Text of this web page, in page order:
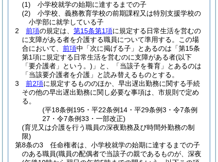
(1)
小学校就学の始期に達するまでの子
(2)
小学校、義務教育学校の前期課程又は特別支援学校の
小学部に就学している子
2
前項の規定は、 第15条第1項に規定する日常生活を営むの
に支障がある者を介護する職員について準用する。
この場
合において、 前項中「次に掲げる子」とあるのは「第15条
第1項に規定する日常生活を営むのに支障がある者(以下
「要介護者」という。) 」と、「当該子を養育」とあるのは
「当該要介護者を介護」と読み替えるものとする。
3
前2項に規定するもののほか、早出遅出勤務に関する手続
その他の早出遅出勤務に関し必要な事項は、市規則で定め
る。
(平18条例195・平22条例14・平29条例3・令7条例
27・令7条例33・一部改正)
(育児又は介護を行う職員の深夜勤務及び時間外勤務の制
限)
第8条の3
任命権者は、小学校就学の始期に達するまでの子
のある職員(職員の配偶者で当該子の親であるものが、深夜